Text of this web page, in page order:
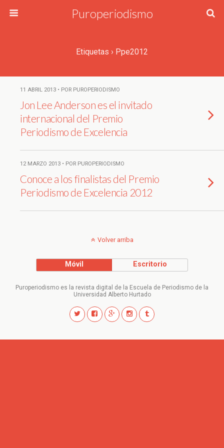
Puroperiodismo
Etiquetas › Ppe2012
11 ABRIL 2013 • POR PUROPERIODISMO
Jon Lee Anderson es el invitado
internacional del Premio
Periodismo de Excelencia
12 MARZO 2013 • POR PUROPERIODISMO
Conoce a los finalistas del Premio
Periodismo de Excelencia 2012
Volver arriba
Móvil Escritorio
Puroperiodismo es la revista digital de la Escuela de Periodismo de la
Universidad Alberto Hurtado